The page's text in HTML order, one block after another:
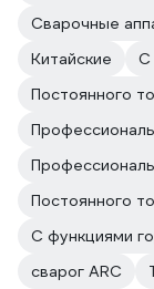
Сварочные
Китайские
С
Постоянного
Постоянного
С функциями
сварог ARC